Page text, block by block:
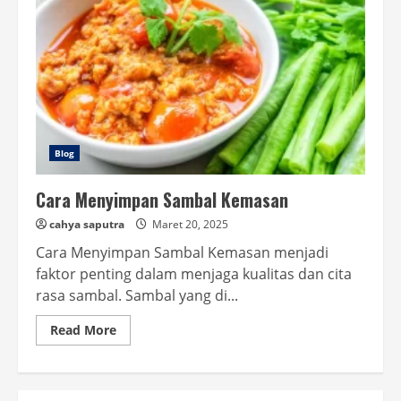
Blog
Cara Menyimpan Sambal Kemasan
cahya saputra Maret 20, 2025
Cara Menyimpan Sambal Kemasan menjadi
faktor penting dalam menjaga kualitas dan cita
rasa sambal. Sambal yang di...
Read MoreRead
more